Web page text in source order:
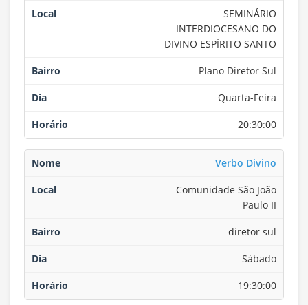
SEMINÁRIO
INTERDIOCESANO DO
DIVINO ESPÍRITO SANTO
Plano Diretor Sul
Quarta-Feira
20:30:00
Verbo Divino
Comunidade São João
Paulo II
diretor sul
Sábado
19:30:00